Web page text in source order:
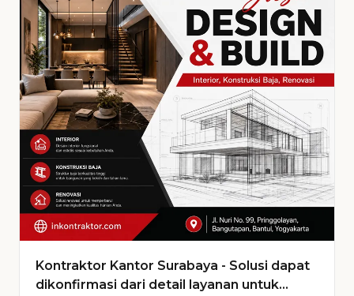
Kontraktor Kantor Surabaya - Solusi dapat
dikonfirmasi dari detail layanan untuk